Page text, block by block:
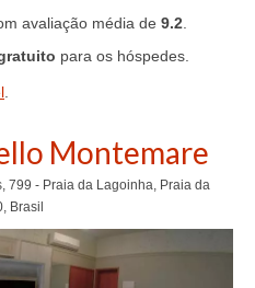
avaliação média de 9.2
para os hóspedes.
Montemare
799 - Praia da Lagoinha, Praia da
Brasil